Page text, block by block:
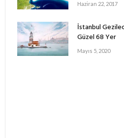
Haziran 22, 2017
İstanbul
Güzel 68 Yer
Mayıs 5, 2020